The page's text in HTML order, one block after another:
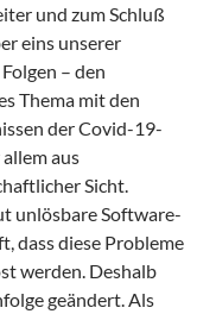
und zum Schluß
eins unserer
– den
Thema mit den
der Covid-19-
aus
Sicht.
unlösbare Software-
dass diese Probleme
werden. Deshalb
geändert. Als